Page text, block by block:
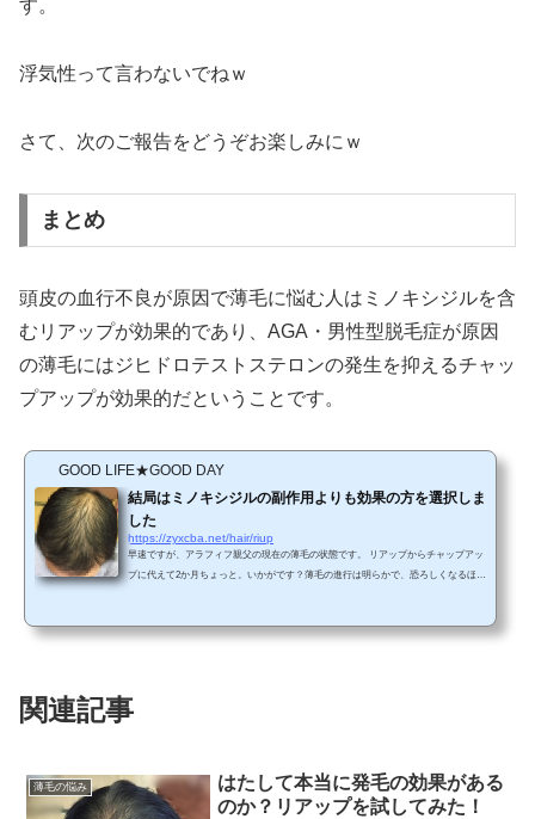
す。
浮気性って言わないでねｗ
さて、次のご報告をどうぞお楽しみにｗ
まとめ
頭皮の血行不良が原因で薄毛に悩む人はミノキシジルを含
むリアップが効果的であり、AGA・男性型脱毛症が原因
の薄毛にはジヒドロテストステロンの発生を抑えるチャッ
プアップが効果的だということです。
GOOD LIFE★GOOD DAY
結局はミノキシジルの副作用よりも効果の方を選択しま
した
https://zyxcba.net/hair/riup
早速ですが、アラフィフ親父の現在の薄毛の状態です。 リアップからチャップアッ
プに代えて2か月ちょっと。いかがです？薄毛の進行は明らかで、恐ろしくなるほど
はほとんど感じられず、風呂上がりの濡れて地肌が見える自分の頭を鏡を見るたび
関連記事
薄毛の悩み
はたして本当に発毛の効果がある
のか？リアップを試してみた！